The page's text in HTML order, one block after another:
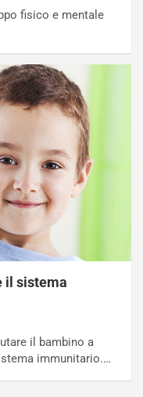
fisico e mentale
il sistema
il bambino a
immunitario.…